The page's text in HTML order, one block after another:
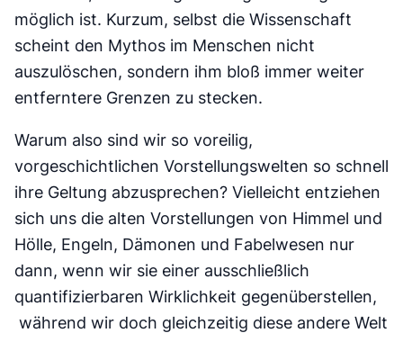
möglich ist. Kurzum, selbst die Wissenschaft
scheint den Mythos im Menschen nicht
auszulöschen, sondern ihm bloß immer weiter
entferntere Grenzen zu stecken.
Warum also sind wir so voreilig,
vorgeschichtlichen Vorstellungswelten so schnell
ihre Geltung abzusprechen? Vielleicht entziehen
sich uns die alten Vorstellungen von Himmel und
Hölle, Engeln, Dämonen und Fabelwesen nur
dann, wenn wir sie einer ausschließlich
quantifizierbaren Wirklichkeit gegenüberstellen,
während wir doch gleichzeitig diese andere Welt